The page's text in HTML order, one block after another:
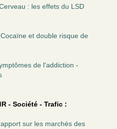
: les effets du LSD
et double risque de
de l'addiction -
- Société - Trafic :
sur les marchés des